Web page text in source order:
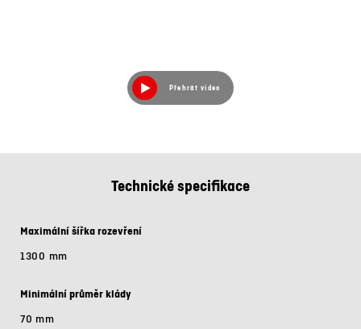
Přehrát video
Technické specifikace
Maximální šířka rozevření
1300 mm
Minimální průměr klády
70 mm